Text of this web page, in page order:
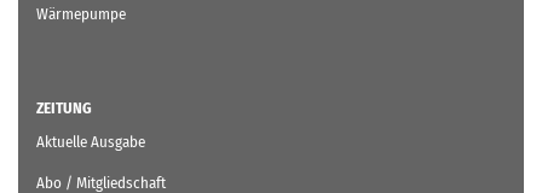
Wärmepumpe
ZEITUNG
Aktuelle Ausgabe
Abo / Mitgliedschaft